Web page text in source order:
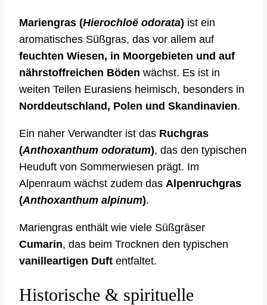
Mariengras (Hierochloë odorata) ist ein
aromatisches Süßgras, das vor allem auf
feuchten Wiesen, in Moorgebieten und auf
nährstoffreichen Böden wächst. Es ist in
weiten Teilen Eurasiens heimisch, besonders in
Norddeutschland, Polen und Skandinavien.
Ein naher Verwandter ist das Ruchgras
(Anthoxanthum odoratum), das den typischen
Heuduft von Sommerwiesen prägt. Im
Alpenraum wächst zudem das Alpenruchgras
(Anthoxanthum alpinum).
Mariengras enthält wie viele Süßgräser
Cumarin, das beim Trocknen den typischen
vanilleartigen Duft entfaltet.
Historische & spirituelle